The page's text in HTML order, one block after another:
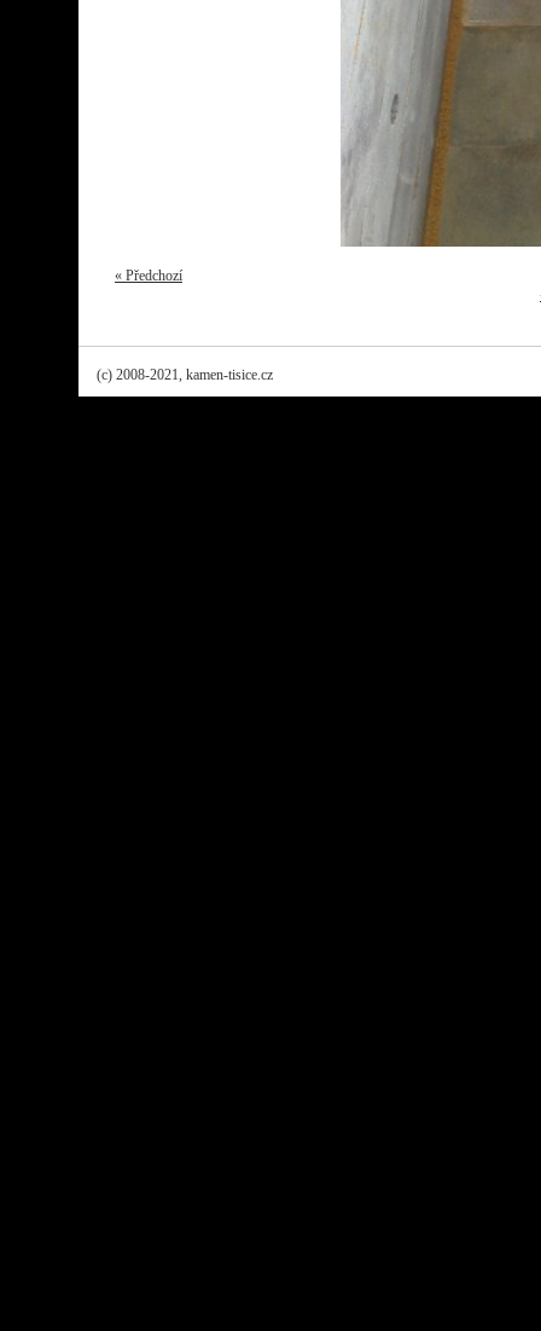
« Předchozí
(c) 2008-2021, kamen-tisice.cz